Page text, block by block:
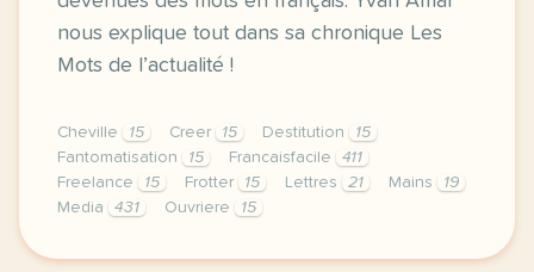
nous explique tout dans sa chronique Les
Mots de l’actualité !
Cheville 15 Creer 15 Destitution
15
Fantomatisation
15 Francaisfacile
411
Freelance
15 Frotter 15 Lettres 21 Mains
19
Media
431 Ouvriere 15
exercice b1 un psy un beta un delta une